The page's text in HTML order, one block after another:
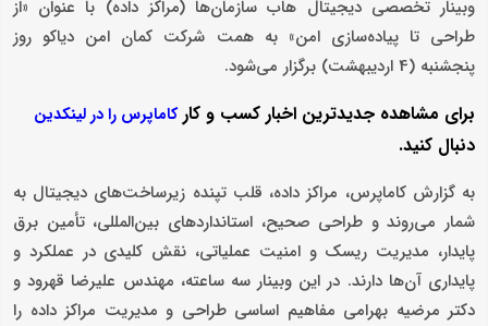
وبینار تخصصی دیجیتال هاب سازمان‌ها (مراکز داده) با عنوان «از
طراحی تا پیاده‌سازی امن» به همت شرکت کمان امن دیاکو روز
پنجشنبه (4 اردیبهشت) برگزار می‌شود.
برای مشاهده جدیدترین اخبار کسب و کارکاماپرس را در لینکدین
دنبال کنید.
به گزارش کاماپرس، مراکز داده، قلب تپنده زیرساخت‌های دیجیتال به
شمار می‌روند و طراحی صحیح، استانداردهای بین‌المللی، تأمین برق
پایدار، مدیریت ریسک و امنیت عملیاتی، نقش کلیدی در عملکرد و
پایداری آن‌ها دارند. در این وبینار سه ساعته، مهندس علیرضا قهرود و
دکتر مرضیه بهرامی مفاهیم اساسی طراحی و مدیریت مراکز داده را